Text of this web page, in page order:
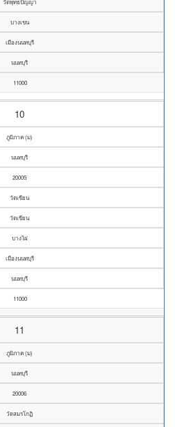
วัดพุทธปัญญา
บางเขน
เมืองนนทบุรี
นนทบุรี
11000
10
ภูมิภาค (ม)
นนทบุรี
20005
วัดเขียน
วัดเขียน
บางไผ่
เมืองนนทบุรี
นนทบุรี
11000
11
ภูมิภาค (ม)
นนทบุรี
20006
วัดสมรโกฏิ